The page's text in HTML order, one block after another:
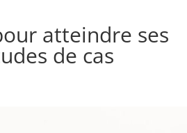
atteindre ses
de cas